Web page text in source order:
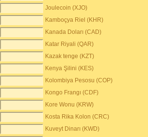
Joulecoin (XJO)
Kamboçya Riel (KHR)
Kanada Doları (CAD)
Katar Riyali (QAR)
Kazak tenge (KZT)
Kenya Şilini (KES)
Kolombiya Pesosu (COP)
Kongo Frangı (CDF)
Kore Wonu (KRW)
Kosta Rika Kolon (CRC)
Kuveyt Dinarı (KWD)